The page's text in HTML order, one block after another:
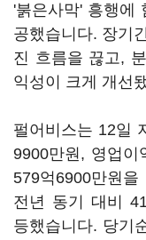
'붉은사막' 흥행에
공했습니다. 장기
진 흐름을 끊고,
익성이 크게 개선
펄어비스는 12일
9900만원, 영업이
579억6900만원
전년 동기 대비
등했습니다. 당기